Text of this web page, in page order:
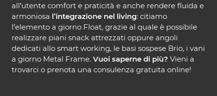
all’utente comfort e praticità e anche rendere fluida e
armoniosa l’integrazione nel living: citiamo
l’elemento a giorno Float, grazie al quale è possibile
realizzare piani snack attrezzati oppure angoli
dedicati allo smart working, le basi sospese Brio, i vani
a giorno Metal Frame. Vuoi saperne di più? Vieni a
trovarci o prenota una consulenza gratuita online!